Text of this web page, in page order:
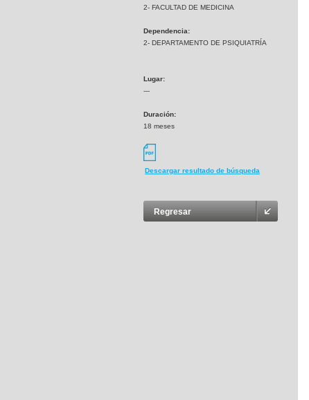
2- FACULTAD DE MEDICINA
Dependencia:
2- DEPARTAMENTO DE PSIQUIATRÍA
Lugar:
---
Duración:
18 meses
Descargar resultado de búsqueda
Regresar